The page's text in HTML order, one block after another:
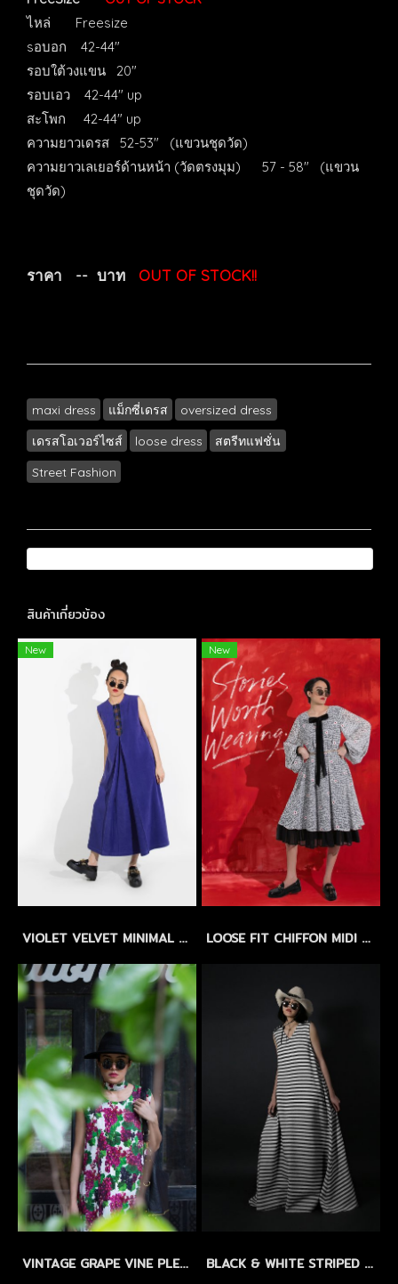
ไหล่ Freesize
sอบอก 42-44"
รอบใต้วงแขน 20"
รอบเอว 42-44" up
สะโพก 42-44" up
ความยาวเดรส 52-53" (แขวนชุดวัด)
ความยาวเลเยอร์ด้านหน้า (วัดตรงมุม) 57 - 58" (แขวน
ชุดวัด)
ราคา -- บาท OUT OF STOCK!!
maxi dress แม็กซี่เดรส
oversized dress
เดรสโอเวอร์ไซส์
loose dress
สตรีทแฟชั่น
Street Fashion
สินค้าเกี่ยวข้อง
New
VIOLET VELVET MINIMAL DRESS by WLS - เดรสผ้าสักกะหลาดเนื้อสัมผัสกำมะหยี่ สีม่วง
New
LOOSE FIT CHIFFON MIDI DRESS with FLORAL EMBROIDERY - เดรสทรงหลวม ผ้าชีฟองปักลายดอกไม้ แขนบอลลูน กระโปรงระบาย 2 ชั้น
VINTAGE GRAPE VINE PLEATED DRESS by WLS LIMITED EDITION - SIZEM BLACK & WHITE STRIPED LINEN MAXI DRESS by WLS - แม็กซี่เดรสลินิน ลายทางขาว-ดำ